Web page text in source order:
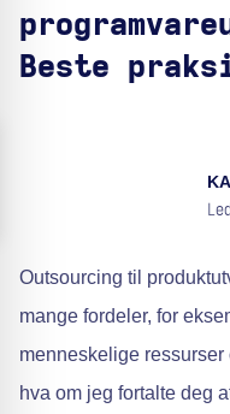
Beste
Outsourcing til
mange fordeler, for
menneskelige
hva om jeg fortalte deg